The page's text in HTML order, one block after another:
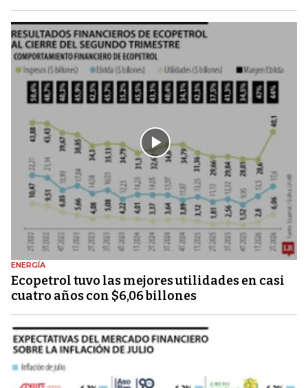
ENERGÍA
Ecopetrol tuvo las mejores utilidades en casi
cuatro años con $6,06 billones